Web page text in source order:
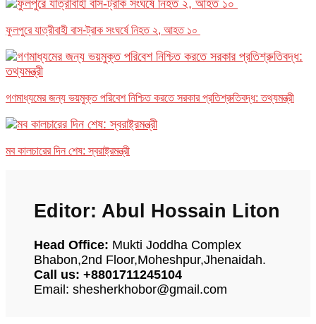
ফুলপুরে যাত্রীবাহী বাস-ট্রাক সংঘর্ষে নিহত ২, আহত ১০
গণমাধ্যমের জন্য ভয়মুক্ত পরিবেশ নিশ্চিত করতে সরকার প্রতিশ্রুতিবদ্ধ: তথ্যমন্ত্রী
মব কালচারের দিন শেষ: স্বরাষ্ট্রমন্ত্রী
Editor: Abul Hossain Liton
Head Office: Mukti Joddha Complex
Bhabon,2nd Floor,Moheshpur,Jhenaidah.
Call us: +8801711245104
Email: shesherkhobor@gmail.com